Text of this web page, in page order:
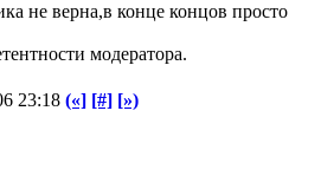
не верна,в конце концов просто
модератора.
23:18 («] [#] [»)